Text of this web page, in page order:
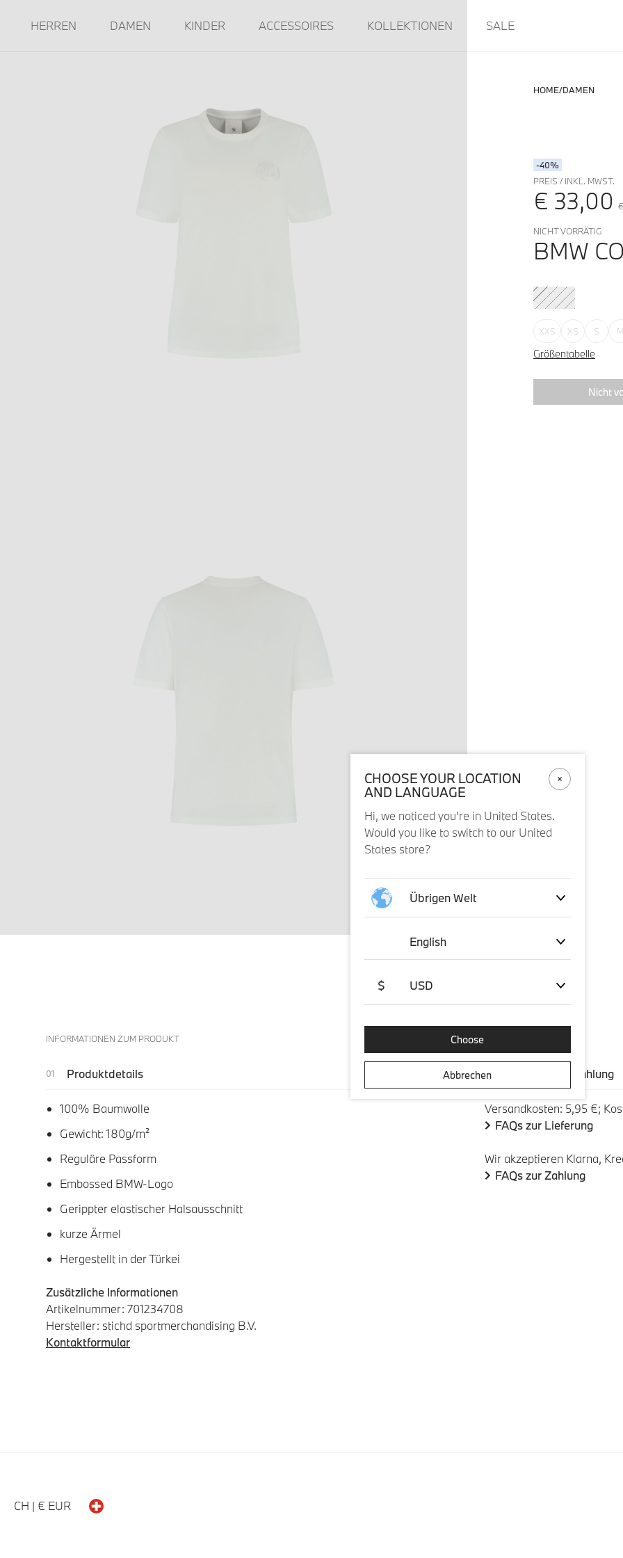
HERREN DAMEN KINDER ACCESSOIRES KOLLEKTIONEN SALE
HOME DAMEN
-40%
PREIS / INKL. MWST.
€ 33,00
NICHT VORRÄTIG
BMW
XXS XS S M
Größentabelle
Nicht
INFORMATIONEN ZUM PRODUKT
Produktdetails
100% Baumwolle
Gewicht: 180g/m²
Reguläre Passform
Embossed BMW-Logo
Gerippter elastischer Halsausschnitt
kurze Ärmel
Hergestellt in der Türkei
Zusätzliche Informationen
Artikelnummer: 701234708
Hersteller: stichd sportmerchandising B.V.
Kontaktformular
Versand und Zahlung
Versandkosten: 5,95 €;
FAQs zur Lieferung
Wir akzeptieren Klarna,
FAQs zur Zahlung
CH | € EUR
CHOOSE YOUR LOCATION
AND LANGUAGE
Hi, we noticed you’re in United States.
Would you like to switch to our United
States store?
Übrigen Welt
English
$ USD
Choose
Abbrechen